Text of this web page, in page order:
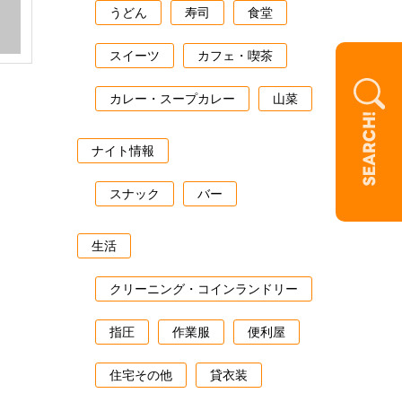
うどん 寿司 食堂
スイーツ カフェ・喫茶
カレー・スープカレー 山菜
ナイト情報
スナック バー
生活
クリーニング・コインランドリー
指圧 作業服 便利屋
住宅その他 貸衣装